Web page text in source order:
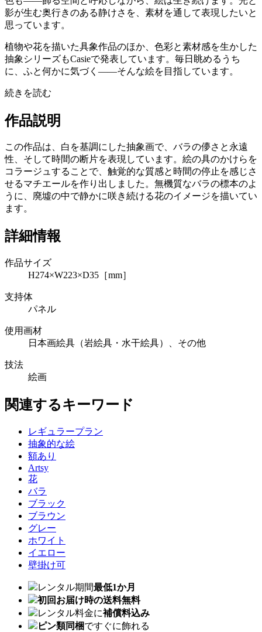
影が生む奥行きのある静けさを、素材を通して表現したいと
思っています。
植物や花を描いた具象作品のほか、色彩と素材感を生かした
抽象シリーズもCasieで発表しています。毎日眺めるうち
に、ふと何かに気づく——そんな絵を目指しています。
続きを読む
作品説明
この作品は、白を基調にした抽象画で、バラの儚さと永遠
性、そして時間の断片を表現しています。絵の具のかけらを
コラージュすることで、触覚的な質感と時間の停止を感じさ
せるマチエールを作り出しました。無機質なバラの標本のよ
うに、廃墟の中で静かに咲き続ける花のイメージを描いてい
ます。
詳細情報
作品サイズ
H274×W223×D35［mm］
支持体
パネル
使用画材
日本画絵具（岩絵具・水干絵具）、その他
技法
絵画
関連するキーワード
レギュラープラン
抽象的な絵
額あり
Artsy
花
バラ
ブラック
ブラウン
グレー
ホワイト
イエロー
壁掛け可
レンタル期間最低1か月
初回お届け時の送料無料
レンタル料金に補償料込み
ピン類同梱ですぐに飾れる